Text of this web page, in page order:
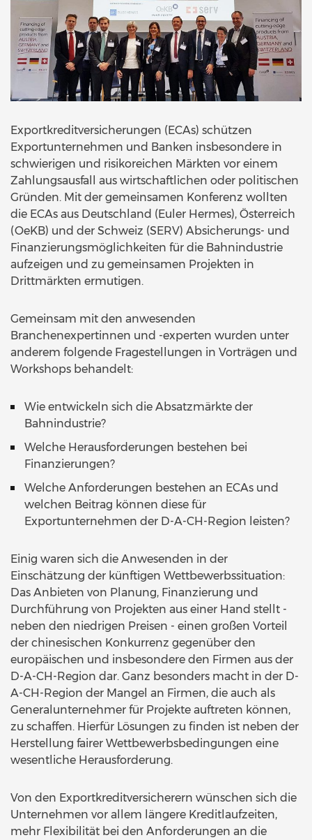
Exportkreditversicherungen (ECAs) schützen
Exportunternehmen und Banken insbesondere in
schwierigen und risikoreichen Märkten vor einem
Zahlungsausfall aus wirtschaftlichen oder politischen
Gründen. Mit der gemeinsamen Konferenz wollten
die ECAs aus Deutschland (Euler Hermes), Österreich
(OeKB) und der Schweiz (SERV) Absicherungs- und
Finanzierungsmöglichkeiten für die Bahnindustrie
aufzeigen und zu gemeinsamen Projekten in
Drittmärkten ermutigen.
Gemeinsam mit den anwesenden
Branchenexpertinnen und -experten wurden unter
anderem folgende Fragestellungen in Vorträgen und
Workshops behandelt:
Wie entwickeln sich die Absatzmärkte der
Bahnindustrie?
Welche Herausforderungen bestehen bei
Finanzierungen?
Welche Anforderungen bestehen an ECAs und
welchen Beitrag können diese für
Exportunternehmen der D-A-CH-Region leisten?
Einig waren sich die Anwesenden in der
Einschätzung der künftigen Wettbewerbssituation:
Das Anbieten von Planung, Finanzierung und
Durchführung von Projekten aus einer Hand stellt -
neben den niedrigen Preisen - einen großen Vorteil
der chinesischen Konkurrenz gegenüber den
europäischen und insbesondere den Firmen aus der
D-A-CH-Region dar. Ganz besonders macht in der D-
A-CH-Region der Mangel an Firmen, die auch als
Generalunternehmer für Projekte auftreten können,
zu schaffen. Hierfür Lösungen zu finden ist neben der
Herstellung fairer Wettbewerbsbedingungen eine
wesentliche Herausforderung.
Von den Exportkreditversicherern wünschen sich die
Unternehmen vor allem längere Kreditlaufzeiten,
mehr Flexibilität bei den Anforderungen an die